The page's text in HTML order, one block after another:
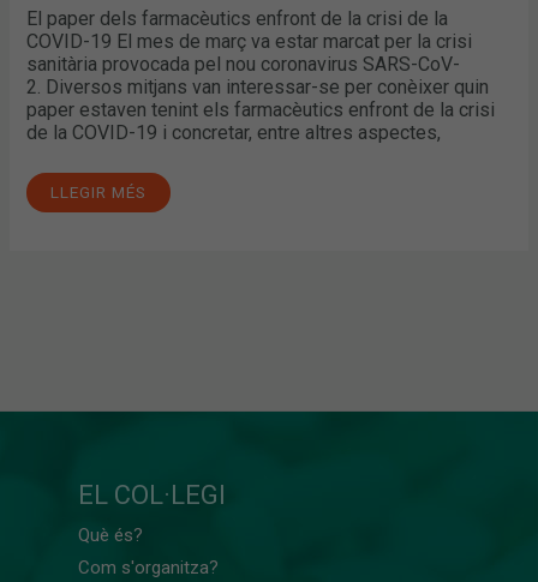
El paper dels farmacèutics enfront de la crisi de la
COVID-19 El mes de març va estar marcat per la crisi
sanitària provocada pel nou coronavirus SARS-CoV-
2. Diversos mitjans van interessar-se per conèixer quin
paper estaven tenint els farmacèutics enfront de la crisi
de la COVID-19 i concretar, entre altres aspectes,
DESTACATS
ALS
MITJANS
LLEGIR MÉS
EL COL·LEGI
Què és?
Com s'organitza?